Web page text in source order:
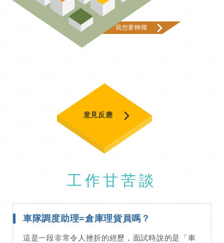
我想要轉職
意見反應
工作甘苦談
車隊調度助理=倉庫理貨員嗎？
這是一段非常令人挫折的經歷，面試時說的是「車